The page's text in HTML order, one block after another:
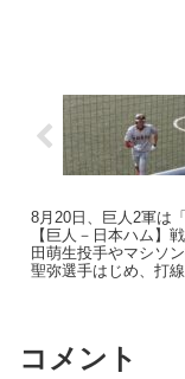
8月20日、巨人2軍は
【巨人－日本ハム】
田萌生投手やマシソ
聖弥選手はじめ、打
コメント